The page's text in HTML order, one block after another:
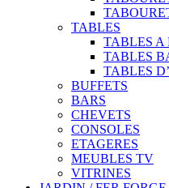
TABLES
TABLES A
TABLES
TABLES
BUFFETS
BARS
CHEVETS
CONSOLES
ETAGERES
MEUBLES TV
VITRINES